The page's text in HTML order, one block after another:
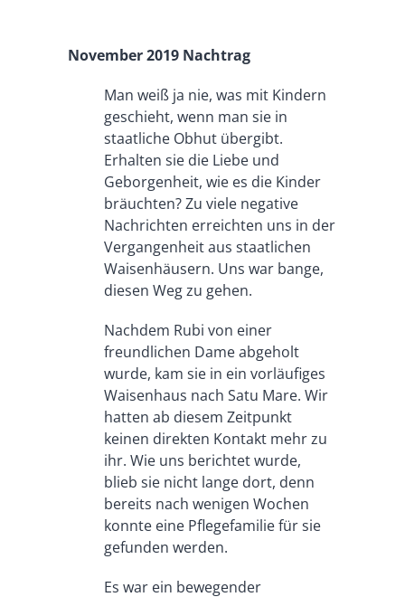
November 2019 Nachtrag
Man weiß ja nie, was mit Kindern
geschieht, wenn man sie in
staatliche Obhut übergibt.
Erhalten sie die Liebe und
Geborgenheit, wie es die Kinder
bräuchten? Zu viele negative
Nachrichten erreichten uns in der
Vergangenheit aus staatlichen
Waisenhäusern. Uns war bange,
diesen Weg zu gehen.
Nachdem Rubi von einer
freundlichen Dame abgeholt
wurde, kam sie in ein vorläufiges
Waisenhaus nach Satu Mare. Wir
hatten ab diesem Zeitpunkt
keinen direkten Kontakt mehr zu
ihr. Wie uns berichtet wurde,
blieb sie nicht lange dort, denn
bereits nach wenigen Wochen
konnte eine Pflegefamilie für sie
gefunden werden.
Es war ein bewegender